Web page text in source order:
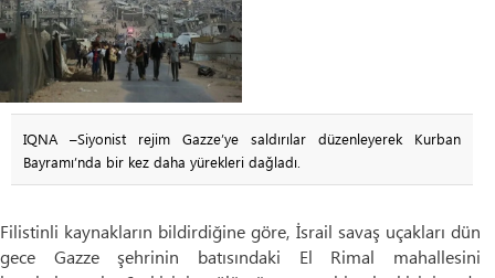
IQNA –Siyonist rejim Gazze’ye saldırılar düzenleyerek Kurban
Bayramı’nda bir kez daha yürekleri dağladı.
Filistinli kaynakların bildirdiğine göre, İsrail savaş uçakları dün
gece Gazze şehrinin batısındaki El Rimal mahallesini